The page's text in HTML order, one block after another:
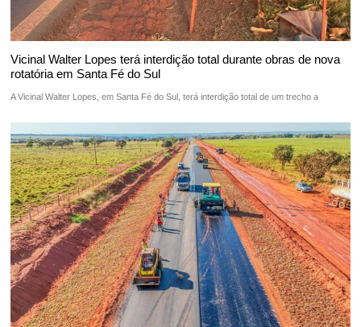
Vicinal Walter Lopes terá interdição total durante obras de nova
rotatória em Santa Fé do Sul
A Vicinal Walter Lopes, em Santa Fé do Sul, terá interdição total de um trecho a